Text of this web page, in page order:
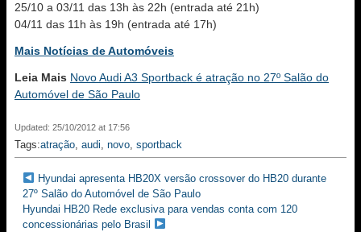
25/10 a 03/11 das 13h às 22h (entrada até 21h)
04/11 das 11h às 19h (entrada até 17h)
Mais Notícias de Automóveis
Leia Mais Novo Audi A3 Sportback é atração no 27º Salão do
Automóvel de São Paulo
Updated: 25/10/2012 at 17:56
Tags:atração, audi, novo, sportback
Hyundai apresenta HB20X versão crossover do HB20 durante
27º Salão do Automóvel de São Paulo
Hyundai HB20 Rede exclusiva para vendas conta com 120
concessionárias pelo Brasil